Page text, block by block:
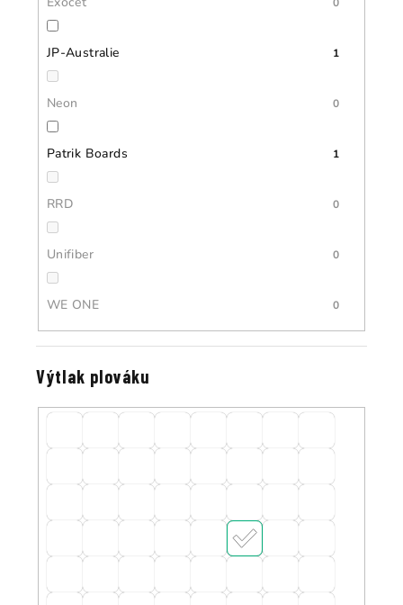
JP-Australie 1
Neon 0
Patrik Boards 1
RRD 0
Unifiber 0
WE ONE 0
Výtlak plováku